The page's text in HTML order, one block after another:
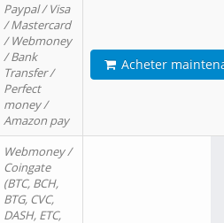
Paypal / Visa
/ Mastercard
/ Webmoney
/ Bank
Transfer /
Perfect
money /
Amazon pay
Acheter
Webmoney /
Coingate
(BTC, BCH,
BTG, CVC,
DASH, ETC,